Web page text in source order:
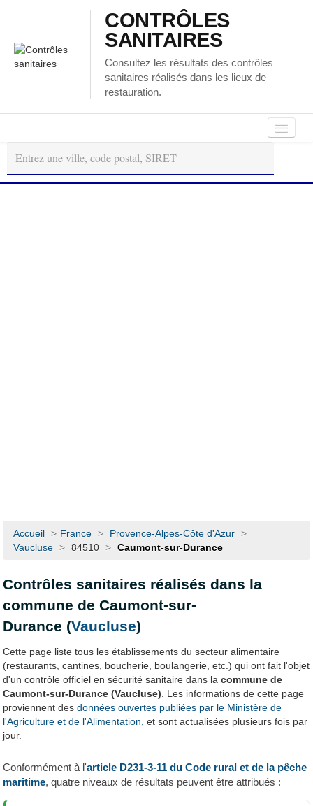
CONTRÔLES
SANITAIRES
Consultez les résultats des contrôles
sanitaires réalisés dans les lieux de
restauration.
Autour
de
moi
Régions
Accueil > France > Provence-Alpes-Côte d'Azur >
Vaucluse > 84510 > Caumont-sur-Durance
Contrôles sanitaires réalisés dans la
commune de Caumont-sur-
Durance (Vaucluse)
Cette page liste tous les établissements du secteur alimentaire
(restaurants, cantines, boucherie, boulangerie, etc.) qui ont fait l'objet
d'un contrôle officiel en sécurité sanitaire dans lacommune de
Caumont-sur-Durance (Vaucluse) . Les informations de cette page
proviennent desdonnées ouvertes publiées par le Ministère de
l'Agriculture et de l'Alimentation, et sont actualisées plusieurs fois par
jour.
Conformément à l'article D231-3-11 du Code rural et de la pêche
maritime, quatre niveaux de résultats peuvent être attribués :